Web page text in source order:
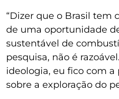
“Dizer que o Brasil tem
de uma oportunidade
sustentável de
pesquisa, não é
ideologia, eu fico com a
sobre a exploração do